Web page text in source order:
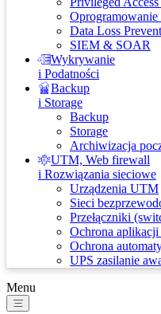
Oprogramowanie
Data Loss
SIEM & SOAR
Wykrywanie
i Podatności
Backup
i Storage
Backup
Storage
Archiwizacja
UTM, Web firewall
i Rozwiązania sieciowe
Urządzenia UTM
Sieci
Przełączniki
Ochrona
Ochrona
UPS zasilanie
Menu